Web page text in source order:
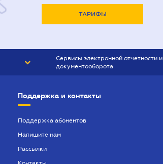
ТАРИФЫ
Сервисы электронной отчетности и
документооборота
Поддержка и контакты
Поддержка абонентов
Напишите нам
Рассылки